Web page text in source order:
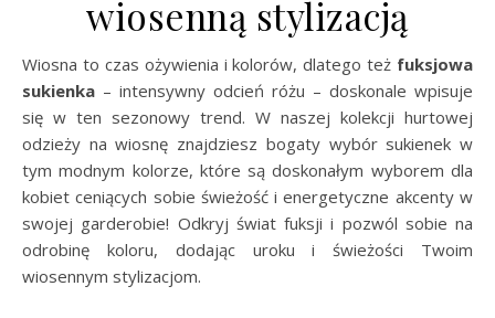
wiosenną stylizacją
Wiosna to czas ożywienia i kolorów, dlatego też fuksjowa
sukienka – intensywny odcień różu – doskonale wpisuje
się w ten sezonowy trend. W naszej kolekcji hurtowej
odzieży na wiosnę znajdziesz bogaty wybór sukienek w
tym modnym kolorze, które są doskonałym wyborem dla
kobiet ceniących sobie świeżość i energetyczne akcenty w
swojej garderobie! Odkryj świat fuksji i pozwól sobie na
odrobinę koloru, dodając uroku i świeżości Twoim
wiosennym stylizacjom.